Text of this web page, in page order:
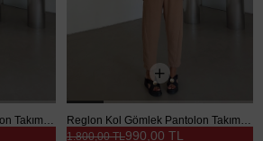
Reglon Kol Gömlek Pantolon Takım - Taş Reglon Kol Gömlek Pantolon Takım - Vizon
990,00 TL
1.800,00 TL